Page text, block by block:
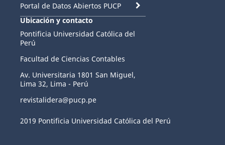
Portal de Datos Abiertos PUCP
Ubicación y contacto
Pontificia Universidad Católica del
Perú
Facultad de Ciencias Contables
Av. Universitaria 1801 San Miguel,
Lima 32, Lima - Perú
revistalidera@pucp.pe
2019 Pontificia Universidad Católica del Perú